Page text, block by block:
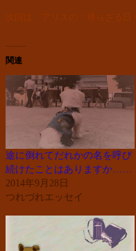
次回は、アリスの「帰らざる日
関連
途に倒れてだれかの名を呼び
続けたことはありますか……
2014年9月28日
つれづれエッセイ